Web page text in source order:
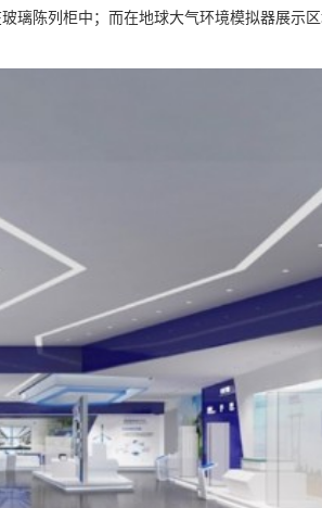
璃陈列柜中；而在地球大气环境模拟器展示